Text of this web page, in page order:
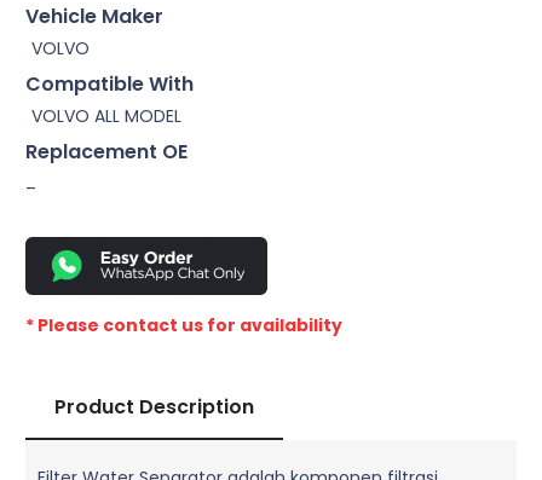
Vehicle Maker
VOLVO
Compatible With
VOLVO ALL MODEL
Replacement OE
–
* Please contact us for availability
Product Description